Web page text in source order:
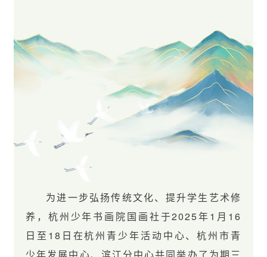
为进一步弘扬传统文化、提升学生艺术修
养，杭州少年书画院国画社于2025年1月16
日至18日在杭州青少年活动中心、杭州市青